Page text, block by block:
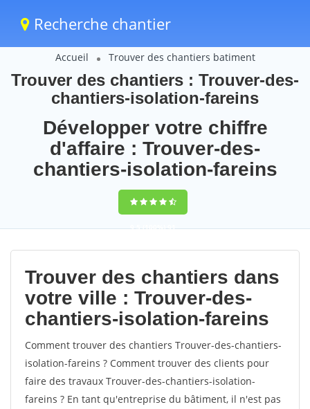
Recherche chantier
Accueil Trouver des chantiers batiment
Trouver des chantiers : Trouver-des-
chantiers-isolation-fareins
Développer votre chiffre
d'affaire : Trouver-des-
chantiers-isolation-fareins
9,5(100%)91
votes
Trouver des chantiers dans
votre ville : Trouver-des-
chantiers-isolation-fareins
Comment trouver des chantiers Trouver-des-chantiers-
isolation-fareins ? Comment trouver des clients pour
faire des travaux Trouver-des-chantiers-isolation-
fareins ? En tant qu'entreprise du bâtiment, il n'est pas